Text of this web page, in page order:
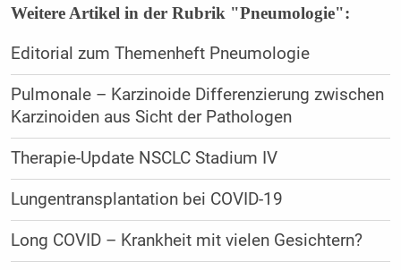
Weitere Artikel in der Rubrik "Pneumologie":
Editorial zum Themenheft Pneumologie
Pulmonale – Karzinoide Differenzierung zwischen
Karzinoiden aus Sicht der Pathologen
Therapie-Update NSCLC Stadium IV
Lungentransplantation bei COVID-19
Long COVID – Krankheit mit vielen Gesichtern?